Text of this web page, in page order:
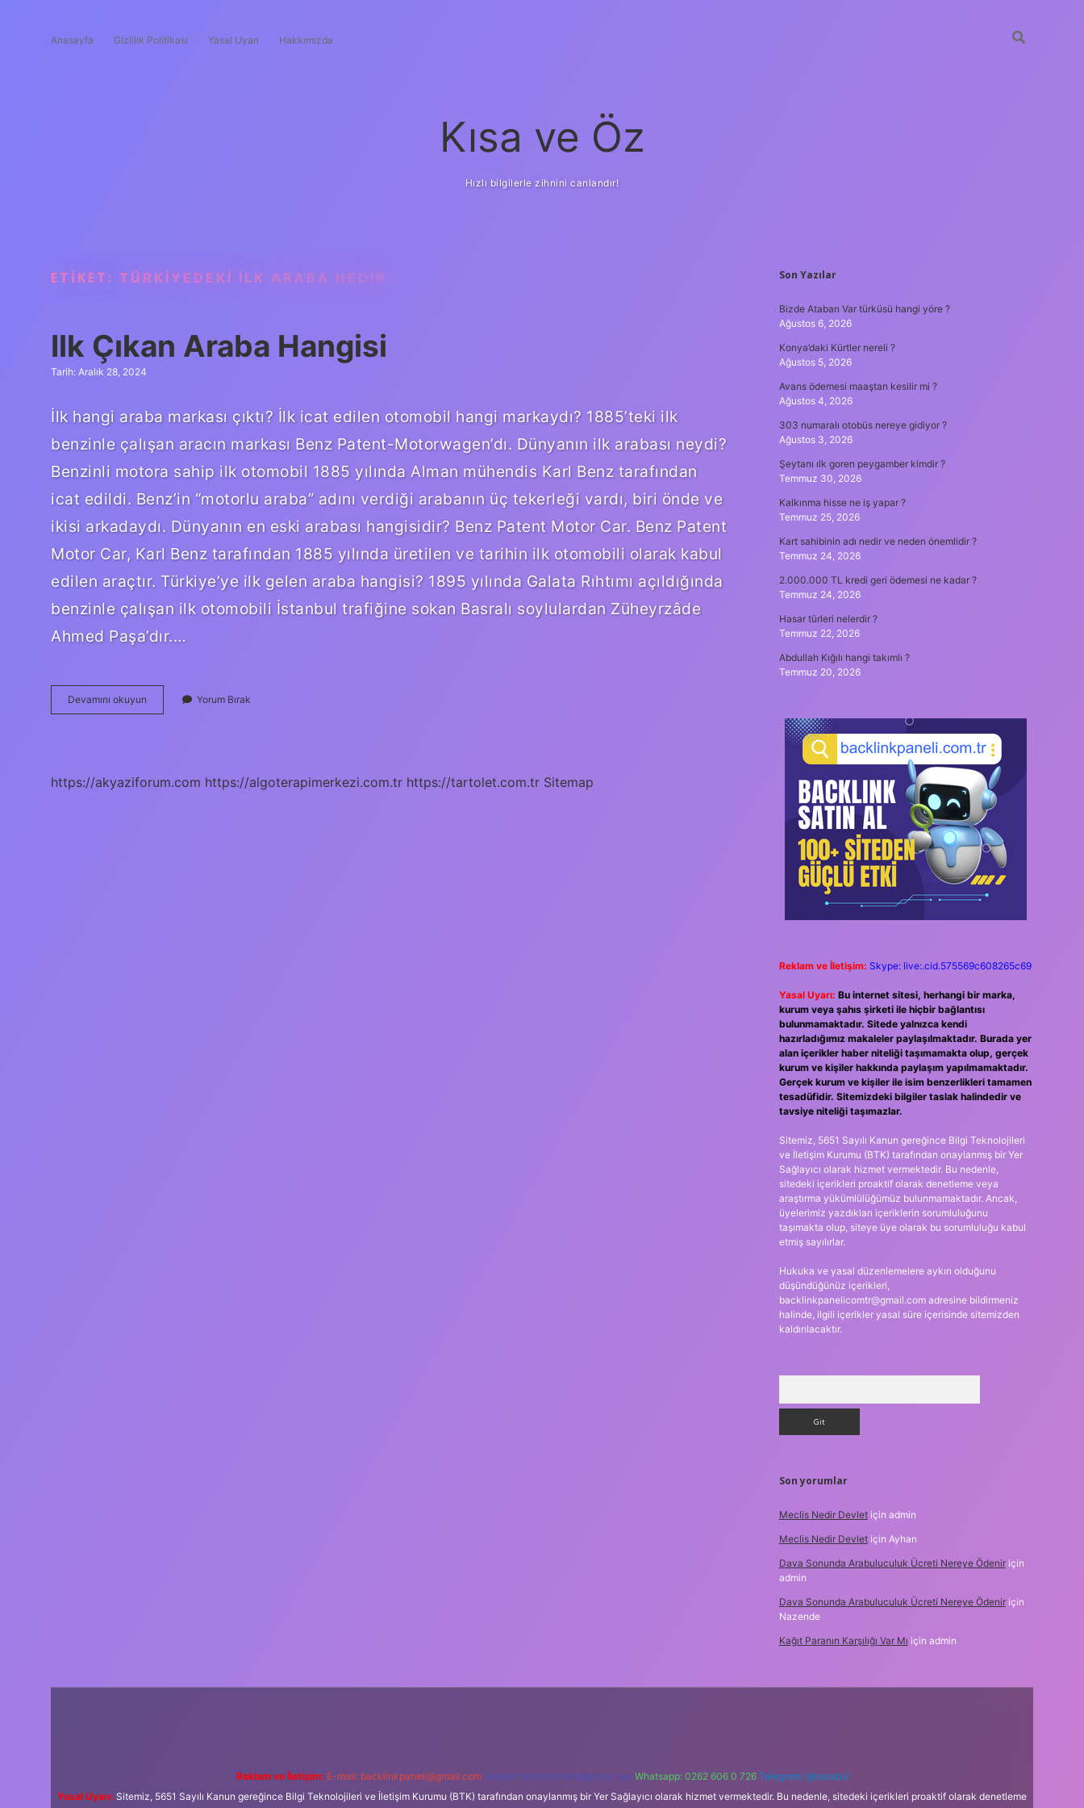
Anasayfa Gizlilik Politikası Yasal Uyarı Hakkımızda
Kısa ve Öz
Hızlı bilgilerle zihnini canlandır!
ETIKET: TÜRKIYEDEKI ILK ARABA NEDIR
Ilk Çıkan Araba Hangisi
Tarih: Aralık 28, 2024
İlk hangi araba markası çıktı? İlk icat edilen otomobil hangi markaydı? 1885’teki ilk
benzinle çalışan aracın markası Benz Patent-Motorwagen’dı. Dünyanın ilk arabası neydi?
Benzinli motora sahip ilk otomobil 1885 yılında Alman mühendis Karl Benz tarafından
icat edildi. Benz’in “motorlu araba” adını verdiği arabanın üç tekerleği vardı, biri önde ve
ikisi arkadaydı. Dünyanın en eski arabası hangisidir? Benz Patent Motor Car. Benz Patent
Motor Car, Karl Benz tarafından 1885 yılında üretilen ve tarihin ilk otomobili olarak kabul
edilen araçtır. Türkiye’ye ilk gelen araba hangisi? 1895 yılında Galata Rıhtımı açıldığında
benzinle çalışan ilk otomobili İstanbul trafiğine sokan Basralı soylulardan Züheyrzâde
Ahmed Paşa’dır.…
Devamını okuyun
Çıkan
Yorum Bırak
https://akyaziforum.com https://algoterapimerkezi.com.tr https://tartolet.com.tr Sitemap
SIDEBAR
Son Yazılar
Bizde Atabarı Var türküsü hangi yöre ?
Ağustos 6, 2026
Konya’daki Kürtler nereli ?
Ağustos 5, 2026
Avans ödemesi maaştan kesilir mi ?
Ağustos 4, 2026
303 numaralı otobüs nereye gidiyor ?
Ağustos 3, 2026
Şeytanı ılk goren peygamber kimdir ?
Temmuz 30, 2026
Kalkınma hisse ne iş yapar ?
Temmuz 25, 2026
Kart sahibinin adı nedir ve neden önemlidir ?
Temmuz 24, 2026
2.000.000 TL kredi geri ödemesi ne kadar ?
Temmuz 24, 2026
Hasar türleri nelerdir ?
Temmuz 22, 2026
Abdullah Kığılı hangi takımlı ?
Temmuz 20, 2026
Reklam ve İletişim: Skype: live:.cid.575569c608265c69
Yasal Uyarı: Bu internet sitesi, herhangi bir marka,
kurum veya şahıs şirketi ile hiçbir bağlantısı
bulunmamaktadır. Sitede yalnızca kendi
hazırladığımız makaleler paylaşılmaktadır. Burada yer
alan içerikler haber niteliği taşımamakta olup, gerçek
kurum ve kişiler hakkında paylaşım yapılmamaktadır.
Gerçek kurum ve kişiler ile isim benzerlikleri tamamen
tesadüfidir. Sitemizdeki bilgiler taslak halindedir ve
tavsiye niteliği taşımazlar.
Sitemiz, 5651 Sayılı Kanun gereğince Bilgi Teknolojileri
ve İletişim Kurumu (BTK) tarafından onaylanmış bir Yer
Sağlayıcı olarak hizmet vermektedir. Bu nedenle,
sitedeki içerikleri proaktif olarak denetleme veya
araştırma yükümlülüğümüz bulunmamaktadır. Ancak,
üyelerimiz yazdıkları içeriklerin sorumluluğunu
taşımakta olup, siteye üye olarak bu sorumluluğu kabul
etmiş sayılırlar.
Hukuka ve yasal düzenlemelere aykırı olduğunu
düşündüğünüz içerikleri,
backlinkpanelicomtr@gmail.comadresine bildirmeniz
halinde, ilgili içerikler yasal süre içerisinde sitemizden
kaldırılacaktır.
Son yorumlar
Meclis Nedir Devletiçin admin
Meclis Nedir Devletiçin Ayhan
Dava Sonunda Arabuluculuk Ücreti Nereye Ödeniriçin
admin
Dava Sonunda Arabuluculuk Ücreti Nereye Ödeniriçin
Nazende
Kağıt Paranın Karşılığı Var Mı için admin
Reklam ve İletişim: E-mail: backlinkpaneli@gmail.com Teams: forumhizmeti@gmail.com Whatsapp: 0262 606 0 726 Telegram: @karabul
Yasal Uyarı: Sitemiz, 5651 Sayılı Kanun gereğince Bilgi Teknolojileri ve İletişim Kurumu (BTK) tarafından onaylanmış bir Yer Sağlayıcı olarak hizmet vermektedir. Bu nedenle, sitedeki içerikleri proaktif olarak denetleme